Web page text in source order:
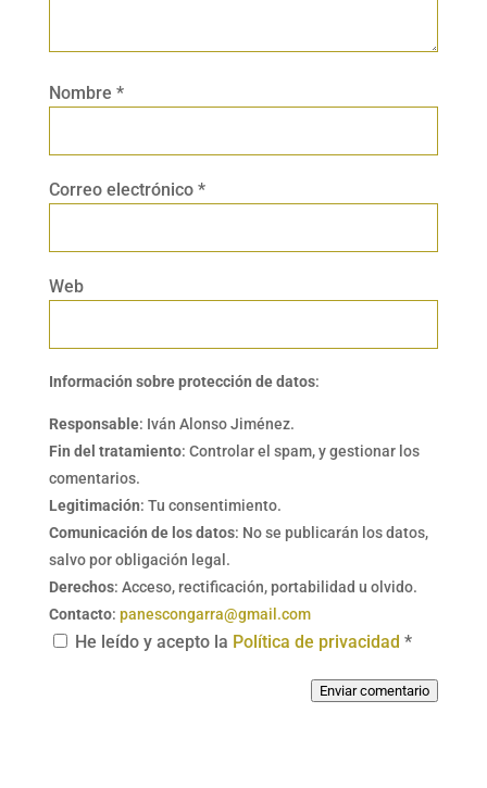
Nombre *
Correo electrónico *
Web
Información sobre protección de datos:
Responsable: Iván Alonso Jiménez.
Fin del tratamiento: Controlar el spam, y gestionar los
comentarios.
Legitimación: Tu consentimiento.
Comunicación de los datos: No se publicarán los datos,
salvo por obligación legal.
Derechos: Acceso, rectificación, portabilidad u olvido.
Contacto: panescongarra@gmail.com
He leído y acepto la Política de privacidad *
Enviar comentario